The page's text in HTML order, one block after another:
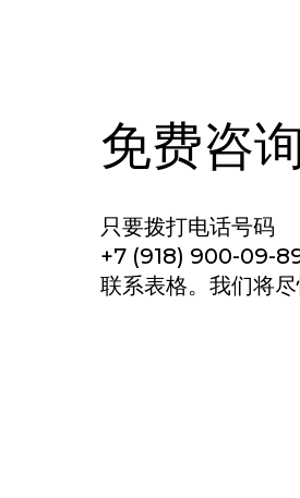
只要拨打电话号码
+7 (918) 900-09-
联系表格。我们将
免费咨